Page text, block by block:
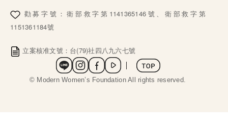
勸募字號：衛部救字第1141365146號、衛部救字第
1151361184號
立案核准文號：台(79)社四八九六七號
© Modern Women’s Foundation All rights reserved.